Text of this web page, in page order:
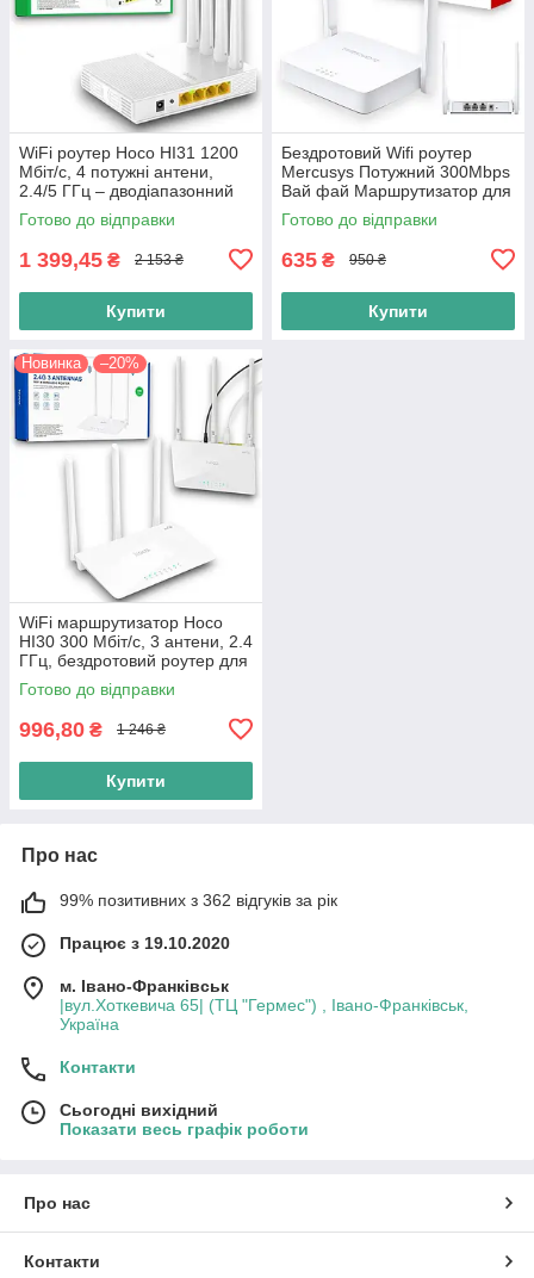
WiFi роутер Hoco HI31 1200
Мбіт/с, 4 потужні антени,
2.4/5 ГГц – дводіапазонний
бездротовий маршрутизатор
для дому та офісу, білий
Готово до відправки
1 399,45 ₴ 2 153 ₴
Купити
Бездротовий Wifi роутер
Mercusys Потужний 300Mbps
Вай фай Маршрутизатор для
дому Wi-Fi для квартири
Готово до відправки
635 ₴ 950 ₴
Купити
Новинка –20%
WiFi маршрутизатор Hoco
HI30 300 Мбіт/с, 3 антени, 2.4
ГГц, бездротовий роутер для
дому та офісу, білий
Готово до відправки
996,80 ₴ 1 246 ₴
Купити
Про нас
99% позитивних з 362 відгуків за рік
Працює з 19.10.2020
м. Івано-Франківськ
|вул.Хоткевича 65| (ТЦ "Гермес") , Івано-Франківськ,
Україна
Контакти
Сьогодні вихідний
Показати весь графік роботи
Про нас
Контакти